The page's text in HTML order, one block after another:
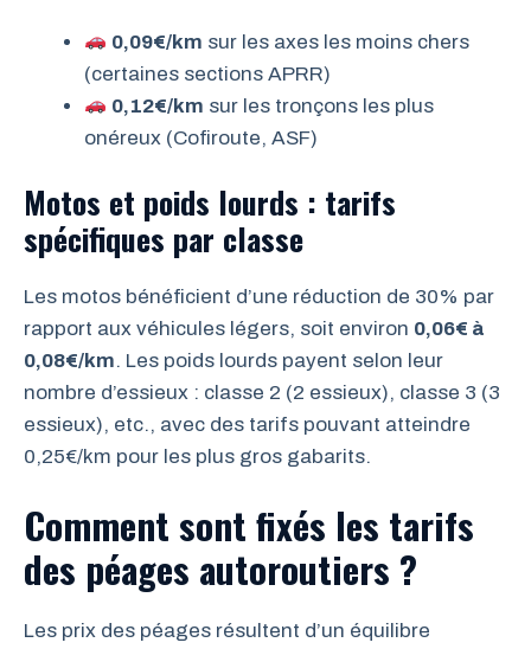
0,09€/km sur les axes les moins chers
(certaines sections APRR)
0,12€/km sur les tronçons les plus
onéreux (Cofiroute, ASF)
Motos et poids lourds : tarifs
spécifiques par classe
Les motos bénéficient d’une réduction de 30% par
rapport aux véhicules légers, soit environ 0,06€ à
0,08€/km. Les poids lourds payent selon leur
nombre d’essieux : classe 2 (2 essieux), classe 3 (3
essieux), etc., avec des tarifs pouvant atteindre
0,25€/km pour les plus gros gabarits.
Comment sont fixés les tarifs
des péages autoroutiers ?
Les prix des péages résultent d’un équilibre